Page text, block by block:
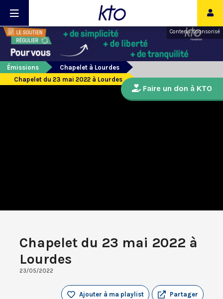
Contenu sponsorisé
Émissions
Chapelet à Lourdes
Chapelet du 23 mai 2022 à Lourdes
Chapelet du 23 mai 2022 à
Lourdes
23/05/2022
Partager
Ajouter à ma playlist
Faire un don à KTO